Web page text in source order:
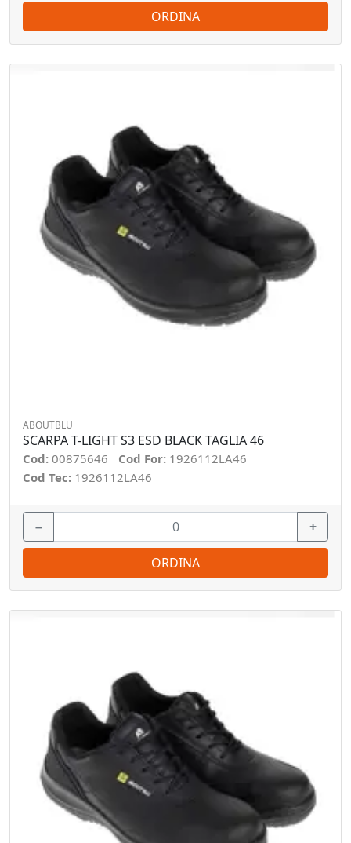
ORDINA
ABOUTBLU
SCARPA T-LIGHT S3 ESD BLACK TAGLIA 46
Cod: 00875646 Cod For: 1926112LA46
Cod Tec: 1926112LA46
− +
ORDINA